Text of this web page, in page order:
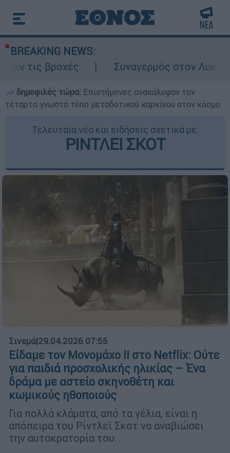
BREAKING NEWS:
Συναγερμός στον Λυκαβηττό:
δημοφιλές τώρα: Επιστήμονες ανακάλυψαν τον
τέταρτο γνωστό τύπο μεταδοτικού καρκίνου στον κόσμο
Τελευταία νέα και ειδήσεις σχετικά με:
ΡΙΝΤΛΕΙ ΣΚΟΤ
Σινεμά|29.04.2026 07:55
Είδαμε τον Μονομάχο ΙΙ στο Netflix: Ούτε
για παιδιά προσχολικής ηλικίας – Ένα
δράμα με αστείο σκηνοθέτη και
κωμικούς ηθοποιούς
Για πολλά κλάματα, από τα γέλια, είναι η
απόπειρα του Ρίντλεϊ Σκοτ να αναβιώσει
την αυτοκρατορία του...